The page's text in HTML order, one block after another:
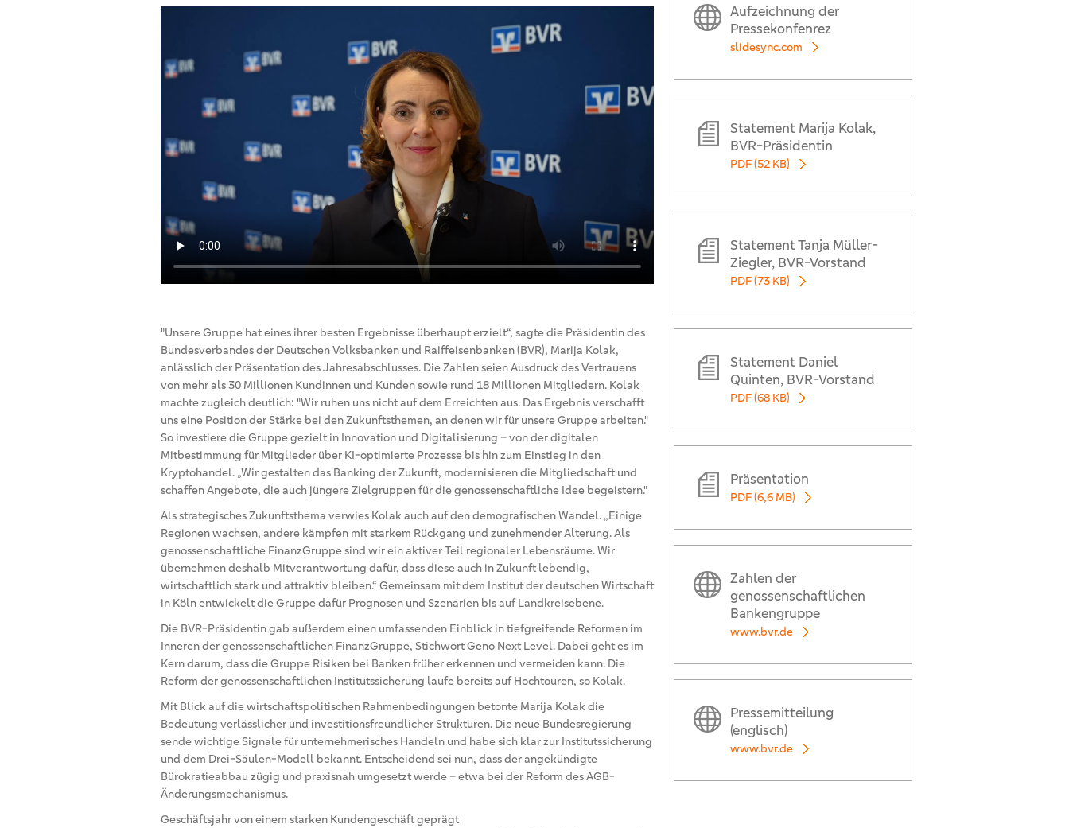
"Unsere Gruppe hat eines ihrer besten Ergebnisse überhaupt erzielt“, sagte die Präsidentin des
Bundesverbandes der Deutschen Volksbanken und Raiffeisenbanken (BVR), Marija Kolak,
anlässlich der Präsentation des Jahresabschlusses. Die Zahlen seien Ausdruck des Vertrauens
von mehr als 30 Millionen Kundinnen und Kunden sowie rund 18 Millionen Mitgliedern. Kolak
machte zugleich deutlich: "Wir ruhen uns nicht auf dem Erreichten aus. Das Ergebnis verschafft
uns eine Position der Stärke bei den Zukunftsthemen, an denen wir für unsere Gruppe arbeiten."
So investiere die Gruppe gezielt in Innovation und Digitalisierung – von der digitalen
Mitbestimmung für Mitglieder über KI-optimierte Prozesse bis hin zum Einstieg in den
Kryptohandel. „Wir gestalten das Banking der Zukunft, modernisieren die Mitgliedschaft und
schaffen Angebote, die auch jüngere Zielgruppen für die genossenschaftliche Idee begeistern."
Als strategisches Zukunftsthema verwies Kolak auch auf den demografischen Wandel. „Einige
Regionen wachsen, andere kämpfen mit starkem Rückgang und zunehmender Alterung. Als
genossenschaftliche FinanzGruppe sind wir ein aktiver Teil regionaler Lebensräume. Wir
übernehmen deshalb Mitverantwortung dafür, dass diese auch in Zukunft lebendig,
wirtschaftlich stark und attraktiv bleiben.“ Gemeinsam mit dem Institut der deutschen Wirtschaft
in Köln entwickelt die Gruppe dafür Prognosen und Szenarien bis auf Landkreisebene.
Die BVR-Präsidentin gab außerdem einen umfassenden Einblick in tiefgreifende Reformen im
Inneren der genossenschaftlichen FinanzGruppe, Stichwort Geno Next Level. Dabei geht es im
Kern darum, dass die Gruppe Risiken bei Banken früher erkennen und vermeiden kann. Die
Reform der genossenschaftlichen Institutssicherung laufe bereits auf Hochtouren, so Kolak.
Mit Blick auf die wirtschaftspolitischen Rahmenbedingungen betonte Marija Kolak die
Bedeutung verlässlicher und investitionsfreundlicher Strukturen. Die neue Bundesregierung
sende wichtige Signale für unternehmerisches Handeln und habe sich klar zur Institutssicherung
und dem Drei-Säulen-Modell bekannt. Entscheidend sei nun, dass der angekündigte
Bürokratieabbau zügig und praxisnah umgesetzt werde – etwa bei der Reform des AGB-
Änderungsmechanismus.
Geschäftsjahr von einem starken Kundengeschäft geprägt
Aufzeichnung der
Pressekonfenrez
slidesync.com
Statement Marija Kolak,
BVR-Präsidentin
PDF (52 KB)
Statement Tanja Müller-
Ziegler, BVR-Vorstand
PDF (73 KB)
Statement Daniel
Quinten, BVR-Vorstand
PDF (68 KB)
Präsentation
PDF (6,6 MB)
Zahlen der
genossenschaftlichen
Bankengruppe
www.bvr.de
Pressemitteilung
(englisch)
www.bvr.de